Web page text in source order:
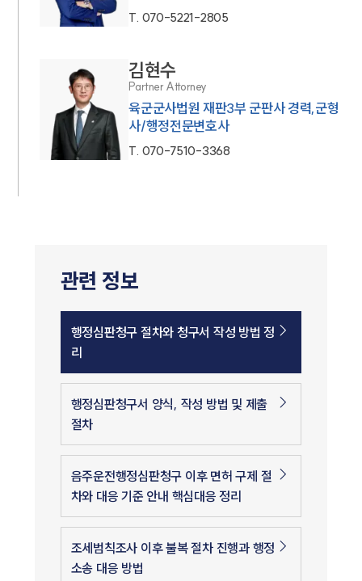
T. 070-5221-2805
김현수
Partner Attorney
육군군사법원 재판3부 군판사 경력,군형
사/행정전문변호사
T. 070-7510-3368
관련 정보
행정심판청구 절차와 청구서 작성 방법 정
리
행정심판청구서 양식, 작성 방법 및 제출
절차
음주운전행정심판청구 이후 면허 구제 절
차와 대응 기준 안내 핵심대응 정리
조세범칙조사 이후 불복 절차 진행과 행정
소송 대응 방법